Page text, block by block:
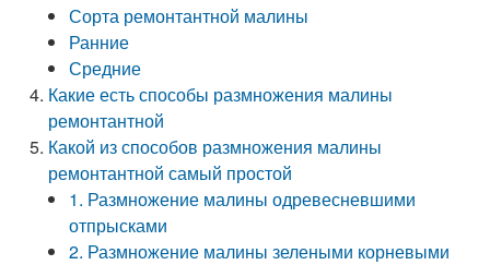
Сорта ремонтантной малины
Ранние
Средние
Какие есть способы размножения малины
ремонтантной
Какой из способов размножения малины
ремонтантной самый простой
1. Размножение малины одревесневшими
отпрысками
2. Размножение малины зелеными корневыми